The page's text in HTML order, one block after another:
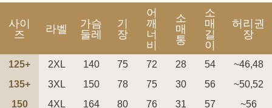
사이
즈
라벨
가슴
둘레
기
장
어
깨
너
비
소
매
통
소
매
길
이
허리권
장
125+ 2XL 140 75 72 28 54
~46,48
135+
3XL 150 78 75 30 56
~50,52
150
4XL 164 80 76 31 57 ~56